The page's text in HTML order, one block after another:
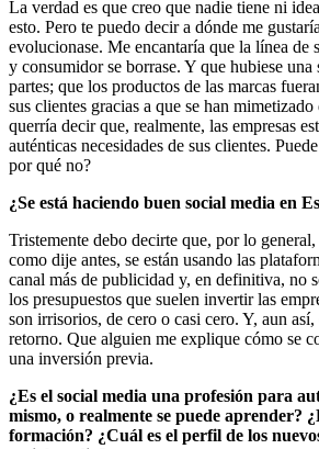
La verdad es que creo que nadie tiene ni
esto. Pero te puedo decir a dónde me
evolucionase. Me encantaría que la línea de
y consumidor se borrase. Y que hubiese una
partes; que los productos de las marcas
sus clientes gracias a que se han
querría decir que, realmente, las empresas
auténticas necesidades de sus clientes.
por qué no?
¿Se está haciendo buen social media en
Tristemente debo decirte que, por lo
como dije antes, se están usando las
canal más de publicidad y, en definitiva, no
los presupuestos que suelen invertir las
son irrisorios, de cero o casi cero. Y, aun así,
retorno. Que alguien me explique cómo se
una inversión previa.
¿Es el social media una profesión para
mismo, o realmente se puede aprender?
formación? ¿Cuál es el perfil de los